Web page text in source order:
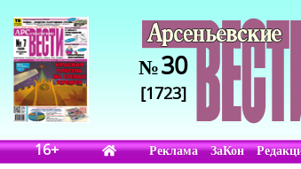
№30
[1723]
16+ Реклама ЗаКон